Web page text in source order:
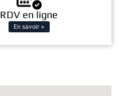
RDV en ligne
En savoir +